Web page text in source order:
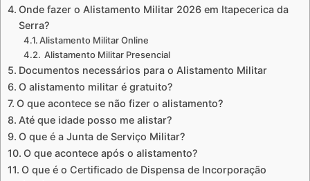
Onde fazer o Alistamento Militar 2026 em Itapecerica da
Serra?
Alistamento Militar Online
Alistamento Militar Presencial
Documentos necessários para o Alistamento Militar
O alistamento militar é gratuito?
O que acontece se não fizer o alistamento?
Até que idade posso me alistar?
O que é a Junta de Serviço Militar?
O que acontece após o alistamento?
O que é o Certificado de Dispensa de Incorporação